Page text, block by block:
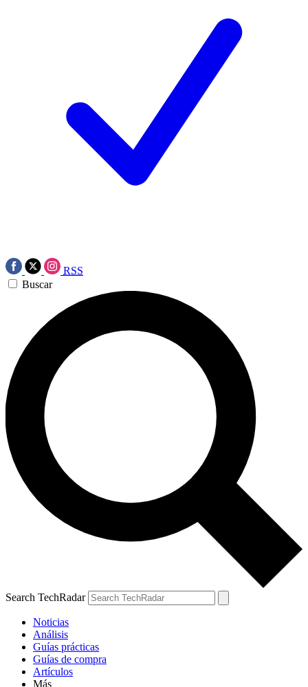
RSS
Buscar
Search TechRadar
Noticias
Análisis
Guías prácticas
Guías de compra
Artículos
Más